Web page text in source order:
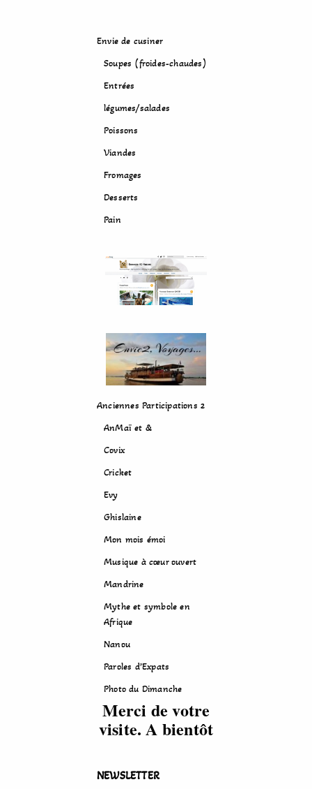
Envie de cusiner
Soupes (froides-chaudes)
Entrées
légumes/salades
Poissons
Viandes
Fromages
Desserts
Pain
Anciennes Participations 2
AnMaï et &
Covix
Cricket
Evy
Ghislaine
Mon mois émoi
Musique à cœur ouvert
Mandrine
Mythe et symbole en
Afrique
Nanou
Paroles d’Expats
Photo du Dimanche
Merci de votre
visite. A bientôt
NEWSLETTER